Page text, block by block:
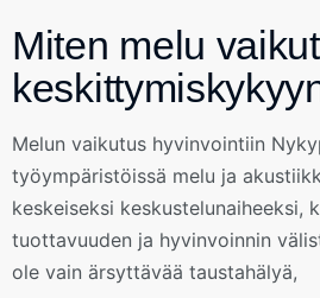
Miten melu
Melun vaikutus hyvinvointiin
työympäristöissä melu ja
keskeiseksi keskustelunaiheeksi,
tuottavuuden ja hyvinvoinnin
ole vain ärsyttävää taustahälyä,